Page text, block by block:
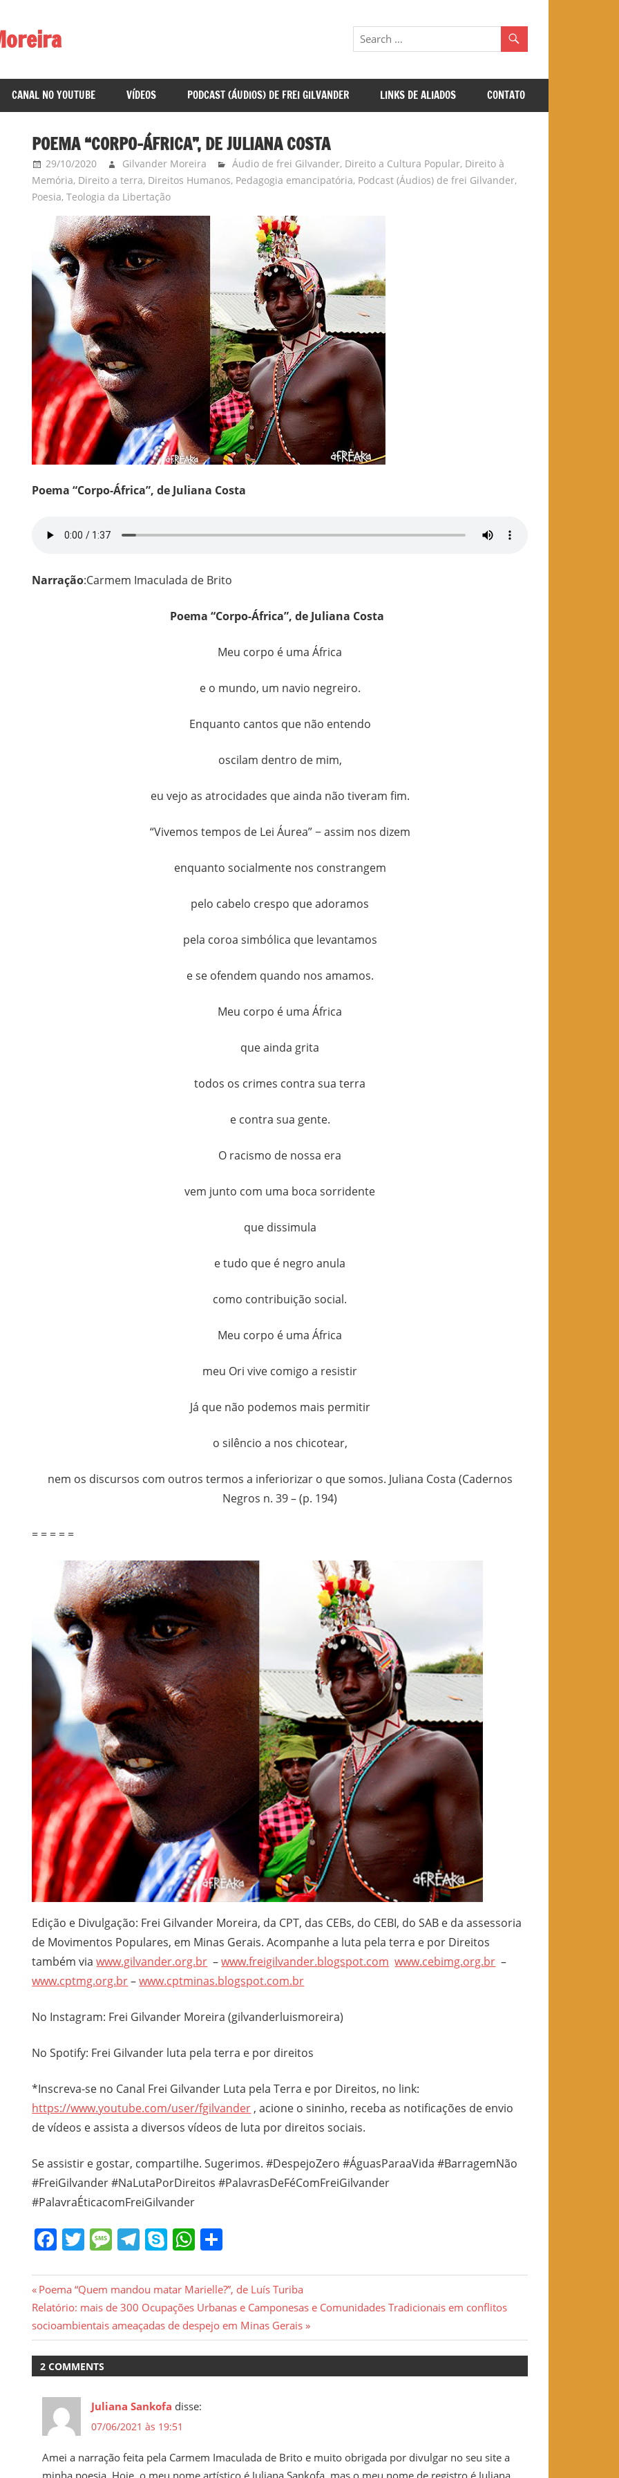
CANAL NO YOUTUBE VÍDEOS PODCAST (ÁUDIOS) DE FREI GILVANDER LINKS DE ALIADOS CONTATO
POEMA “CORPO-ÁFRICA”, DE JULIANA COSTA
29/10/2020 Gilvander Moreira Áudio de frei Gilvander, Direito a Cultura Popular, Direito à
Memória, Direito a terra, Direitos Humanos, Pedagogia emancipatória, Podcast (Áudios) de frei Gilvander,
Poesia,Teologia da Libertação
Poema “Corpo-África”, de Juliana Costa
Narração:Carmem Imaculada de Brito
Poema “Corpo-África”, de Juliana Costa
Meu corpo é uma África
e o mundo, um navio negreiro.
Enquanto cantos que não entendo
oscilam dentro de mim,
eu vejo as atrocidades que ainda não tiveram fim.
“Vivemos tempos de Lei Áurea” − assim nos dizem
enquanto socialmente nos constrangem
pelo cabelo crespo que adoramos
pela coroa simbólica que levantamos
e se ofendem quando nos amamos.
Meu corpo é uma África
que ainda grita
todos os crimes contra sua terra
e contra sua gente.
O racismo de nossa era
vem junto com uma boca sorridente
que dissimula
e tudo que é negro anula
como contribuição social.
Meu corpo é uma África
meu Ori vive comigo a resistir
Já que não podemos mais permitir
o silêncio a nos chicotear,
nem os discursos com outros termos a inferiorizar o que somos. Juliana Costa (Cadernos
Negros n. 39 – (p. 194)
= = = = =
Edição e Divulgação: Frei Gilvander Moreira, da CPT, das CEBs, do CEBI, do SAB e da assessoria
de Movimentos Populares, em Minas Gerais. Acompanhe a luta pela terra e por Direitos
também viawww.gilvander.org.br –www.freigilvander.blogspot.com www.cebimg.org.br –
www.cptmg.org.br–www.cptminas.blogspot.com.br
No Instagram: Frei Gilvander Moreira (gilvanderluismoreira)
No Spotify: Frei Gilvander luta pela terra e por direitos
*Inscreva-se no Canal Frei Gilvander Luta pela Terra e por Direitos, no link:
https://www.youtube.com/user/fgilvander , acione o sininho, receba as notificações de envio
de vídeos e assista a diversos vídeos de luta por direitos sociais.
Se assistir e gostar, compartilhe. Sugerimos. #DespejoZero #ÁguasParaaVida #BarragemNão
#FreiGilvander #NaLutaPorDireitos #PalavrasDeFéComFreiGilvander
#PalavraÉticacomFreiGilvander
Facebook
Twitter
Message
Telegram
SkypeWhatsApp
Navegação
de
Post
Previous
Post:
Poema “Quem mandou matar Marielle?”, de Luís Turiba
Next
Post:
Relatório: mais de 300 Ocupações Urbanas e Camponesas e Comunidades Tradicionais em conflitos
socioambientais ameaçadas de despejo em Minas Gerais
2 COMMENTS
Juliana Sankofa disse:
07/06/2021 às 19:51
Amei a narração feita pela Carmem Imaculada de Brito e muito obrigada por divulgar no seu site a